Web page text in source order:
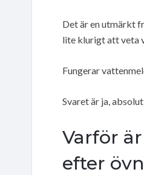
Det är en utmärkt
lite klurigt att veta
Fungerar
Svaret är ja,
Varför
efter